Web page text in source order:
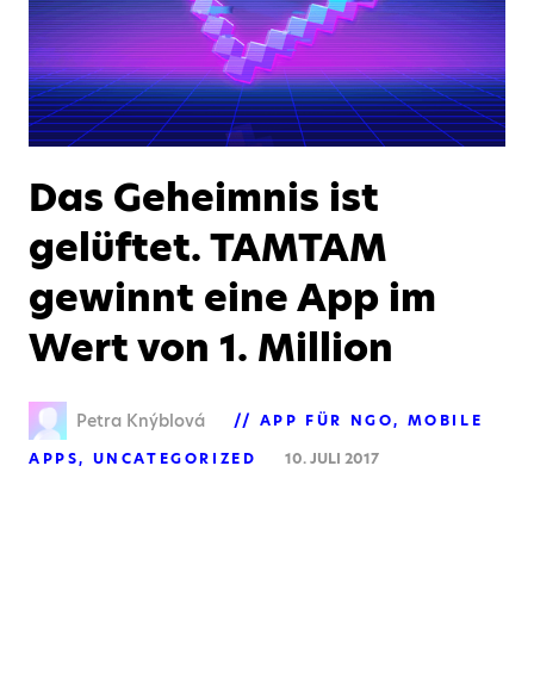
Das Geheimnis ist
gelüftet. TAMTAM
gewinnt eine App im
Wert von 1. Million
Petra Knýblová APP FÜR NGO
MOBILE
APPS
UNCATEGORIZED 10. JULI 2017